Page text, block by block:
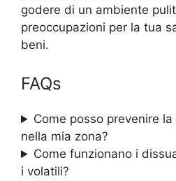
godere di un ambiente
preoccupazioni per la tua
beni.
FAQs
Come posso prevenire
nella mia zona?
Come funzionano i
i volatili?